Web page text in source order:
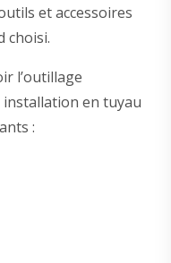
et accessoires
choisi.
l’outillage
en tuyau
: